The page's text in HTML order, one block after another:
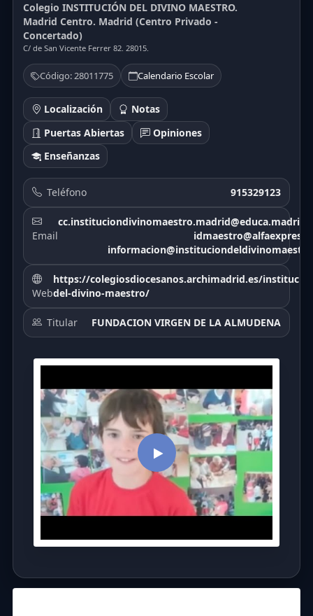
Colegio INSTITUCIÓN DEL DIVINO MAESTRO.
Madrid Centro. Madrid (Centro Privado -
Concertado)
C/ de San Vicente Ferrer 82. 28015.
Código: 28011775 Calendario Escolar
Localización
Notas
Puertas Abiertas
Opiniones
Enseñanzas
Teléfono 915329123
Email
Web
https://colegiosdiocesanos.archimadrid.es/
del-divino-maestro/
Titular FUNDACION VIRGEN DE LA ALMUDENA